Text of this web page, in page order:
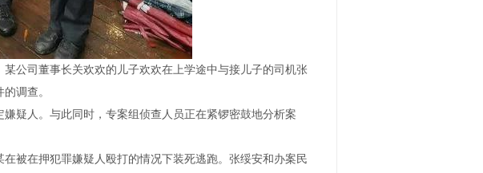
公司董事长关欢欢的儿子欢欢在上学途中与接儿子的司机张
调查。
疑人。与此同时，专案组侦查人员正在紧锣密鼓地分析案
被在押犯罪嫌疑人殴打的情况下装死逃跑。张绥安和办案民